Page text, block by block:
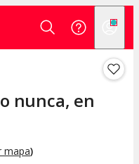
nunca, en
mapa)